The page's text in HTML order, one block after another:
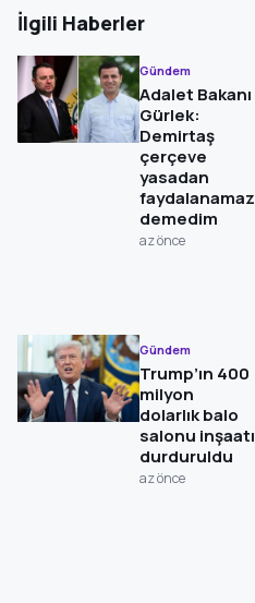
İlgili Haberler
Gündem
Adalet Bakanı
Gürlek:
Demirtaş
çerçeve
yasadan
faydalanamaz
demedim
az önce
Gündem
Trump’ın 400
milyon
dolarlık balo
salonu inşaatı
durduruldu
az önce